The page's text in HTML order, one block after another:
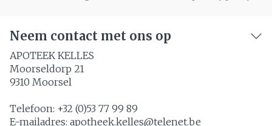
Neem contact met ons op
APOTEEK KELLES
Moorseldorp 21
9310 Moorsel
Telefoon: +32 (0)53 77 99 89
E-mailadres: apotheek.kelles@telenet.be